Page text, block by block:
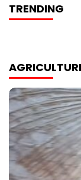
TRENDING